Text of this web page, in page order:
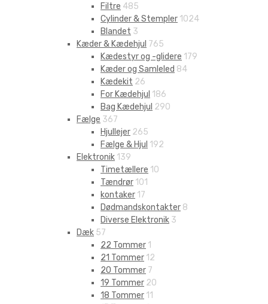
Filtre 485
Cylinder & Stempler 1024
Blandet 3
Kæder & Kædehjul 765
Kædestyr og -glidere 179
Kæder og Samleled 84
Kædekit 26
For Kædehjul 186
Bag Kædehjul 290
Fælge 367
Hjullejer 265
Fælge & Hjul 192
Elektronik 139
Timetællere 10
Tændrør 101
kontaker 17
Dødmandskontakter 8
Diverse Elektronik 3
Dæk 57
22 Tommer 1
21 Tommer 12
20 Tommer 7
19 Tommer 20
18 Tommer 11